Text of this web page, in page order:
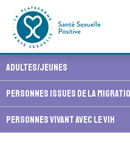
to
content
Adultes/Jeunes
Personnes issues de la
Personnes vivant avec le VIH